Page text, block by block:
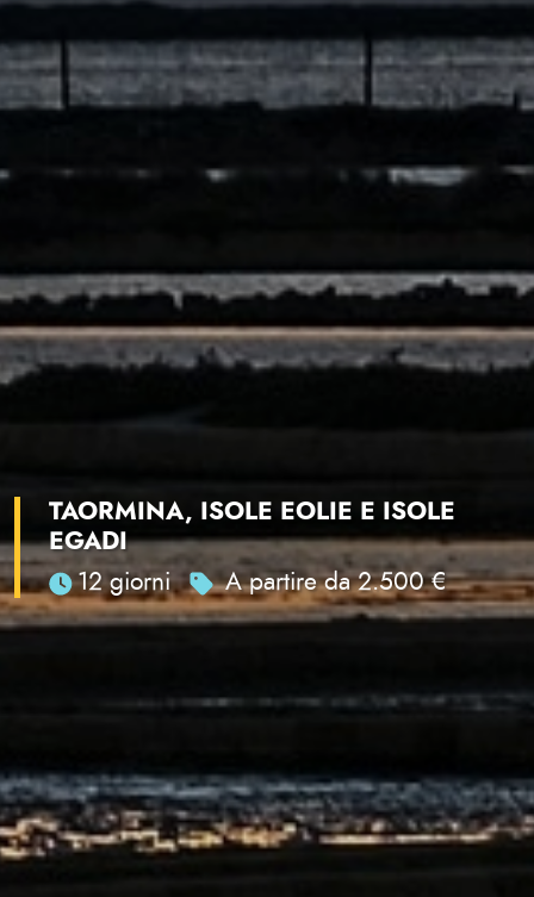
TAORMINA, ISOLE EOLIE E ISOLE
EGADI
12 giorni
A partire da 2.500 €